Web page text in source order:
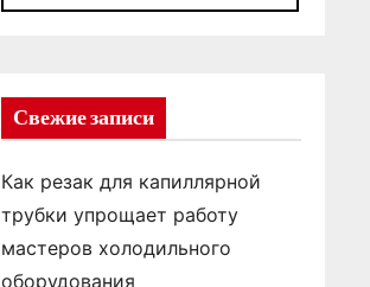
Свежие записи
Как резак для капиллярной
трубки упрощает работу
мастеров холодильного
оборудования